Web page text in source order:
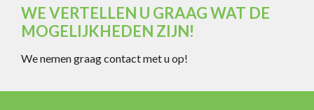
WE VERTELLEN U GRAAG WAT DE
MOGELIJKHEDEN ZIJN!
We nemen graag contact met u op!